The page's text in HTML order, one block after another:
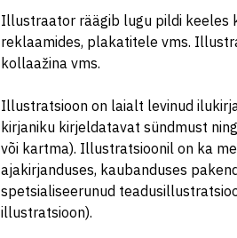
Illustraator räägib lugu pildi keeles
reklaamides, plakatitele vms.
kollaažina vms.
Illustratsioon on laialt levinud
kirjaniku kirjeldatavat sündmust
või kartma). Illustratsioonil on ka
ajakirjanduses, kaubanduses
spetsialiseerunud
illustratsioon).